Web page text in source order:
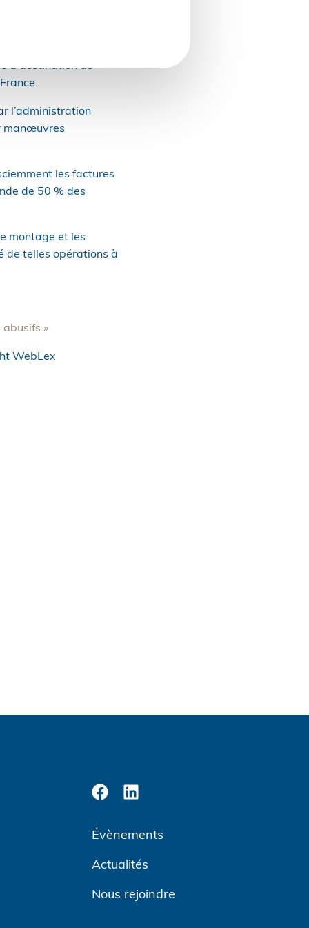
à destination de
l’administration
manœuvres
les factures
de 50 % des
montage et les
de telles opérations à
»
WebLex
Évènements
Actualités
Nous rejoindre